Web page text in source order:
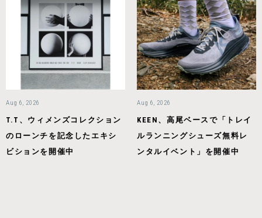
Aug 6, 2026
T.T、ウィメンズコレクション
のローンチを記念したエキシ
ビションを開催中
Aug 6, 2026
KEEN、高尾ベースで「トレイ
ルランニングシューズ無料レ
ンタルイベント」を開催中